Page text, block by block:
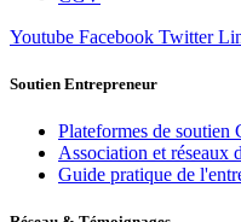
Youtube Facebook Twitter
Soutien Entrepreneur
Plateformes de soutien
Association et réseaux
Guide pratique de